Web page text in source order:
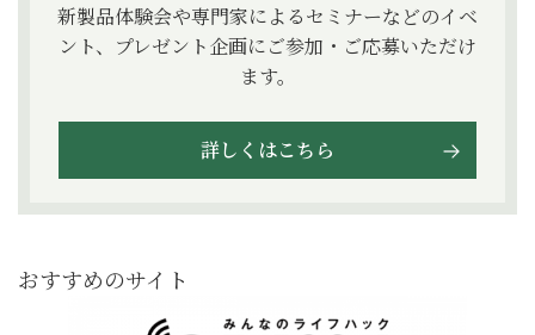
新製品体験会や専門家によるセミナーなどのイベ
ント、プレゼント企画にご参加・ご応募いただけ
ます。
詳しくはこちら
おすすめのサイト